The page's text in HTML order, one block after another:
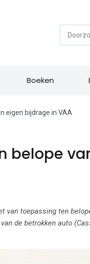
Boeken
eigen bijdrage in VAA
belope
toepassing ten
de betrokken auto